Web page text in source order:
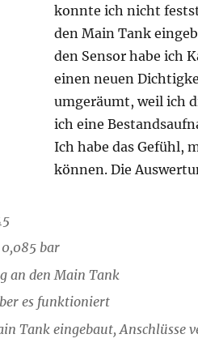
konnte ich nicht
den Main Tank
den Sensor habe ich
einen neuen
umgeräumt, weil ich
ich eine
Ich habe das Gefühl,
können. Die
bar
an den Main Tank
es funktioniert
Tank eingebaut, Anschlüsse